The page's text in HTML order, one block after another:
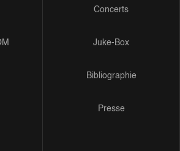
Concerts
Juke-Box
Bibliographie
Presse